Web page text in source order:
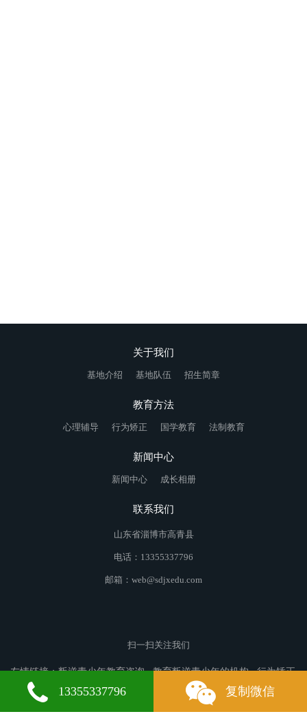
关于我们
基地介绍 基地队伍 招生简章
教育方法
心理辅导 行为矫正 国学教育 法制教育
新闻中心
新闻中心 成长相册
联系我们
山东省淄博市高青县
电话：13355337796
邮箱：web@sdjxedu.com
扫一扫关注我们
友情链接：叛逆青少年教育咨询 教育叛逆青少年的机构
行为矫正
学校
峨眉山市叛逆青少年教育 津南区叛逆青少年教育 黄岛叛逆
聂荣叛逆青少年教育
13355337796 复制微信